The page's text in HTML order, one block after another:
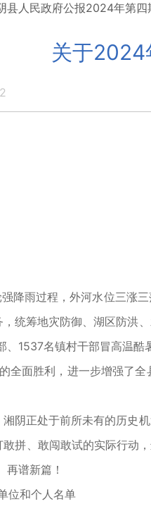
县人民政府公报2024年第四
关于2024
雨过程，外河水位三涨三
统筹地灾防御、湖区防洪
1537名镇村干部冒高温
全面胜利，进一步增强了
正处于前所未有的历史机
拼、敢闯敢试的实际行动
再谱新篇！
和个人名单